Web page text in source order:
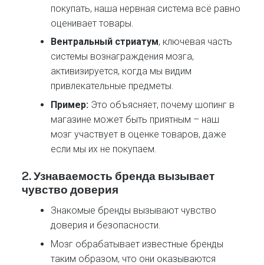
покупать, наша нервная система всё равно
оценивает товары.
Вентральный стриатум, ключевая часть
системы вознаграждения мозга,
активизируется, когда мы видим
привлекательные предметы.
Пример: Это объясняет, почему шопинг в
магазине может быть приятным – наш
мозг участвует в оценке товаров, даже
если мы их не покупаем.
2.Узнаваемость бренда вызывает
чувство доверия
Знакомые бренды вызывают чувство
доверия и безопасности.
Мозг обрабатывает известные бренды
таким образом, что они оказываются